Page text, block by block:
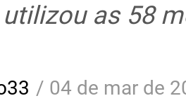
as 58
/ 04 de mar de